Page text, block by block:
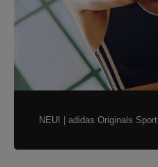
NEU! | adidas Originals Sport